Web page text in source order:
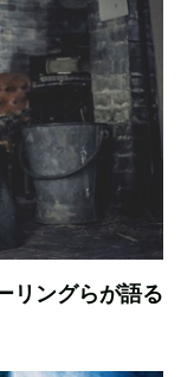
リングらが語る